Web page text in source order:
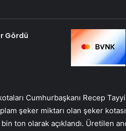
Gördü
Cumhurbaşkanı Recep
şeker miktarı olan şeker
ton olarak açıklandı. Üretilen